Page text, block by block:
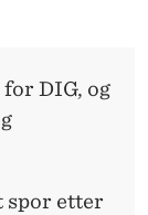
DIG, og
spor etter